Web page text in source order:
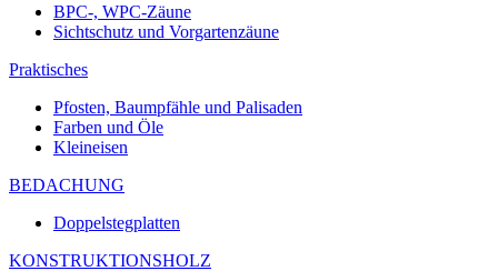
BPC-, WPC-Zäune
Sichtschutz und Vorgartenzäune
Praktisches
Pfosten, Baumpfähle und Palisaden
Farben und Öle
Kleineisen
BEDACHUNG
Doppelstegplatten
KONSTRUKTIONSHOLZ